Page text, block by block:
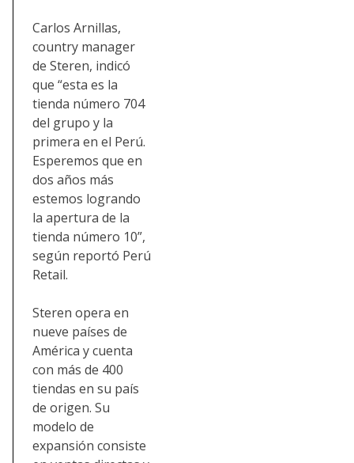
Carlos Arnillas,
country manager
de Steren, indicó
que “esta es la
tienda número 704
del grupo y la
primera en el Perú.
Esperemos que en
dos años más
estemos logrando
la apertura de la
tienda número 10”,
según reportó Perú
Retail.
Steren opera en
nueve países de
América y cuenta
con más de 400
tiendas en su país
de origen. Su
modelo de
expansión consiste